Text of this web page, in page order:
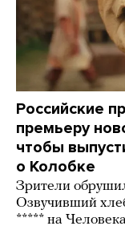
Российские
премьеру
чтобы
о Колобке
Зрители
Озвучивший
***** на